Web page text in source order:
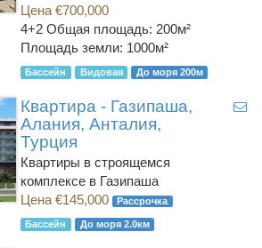
Цена €700,000
4+2 Общая площадь: 200м²
Площадь земли: 1000м²
Бассейн Видовая До моря 200м
Квартира - Газипаша,
Алания, Анталия,
Турция
Квартиры в строящемся
комплексе в Газипаша
Цена €145,000
Рассрочка
Бассейн До моря 2.0км